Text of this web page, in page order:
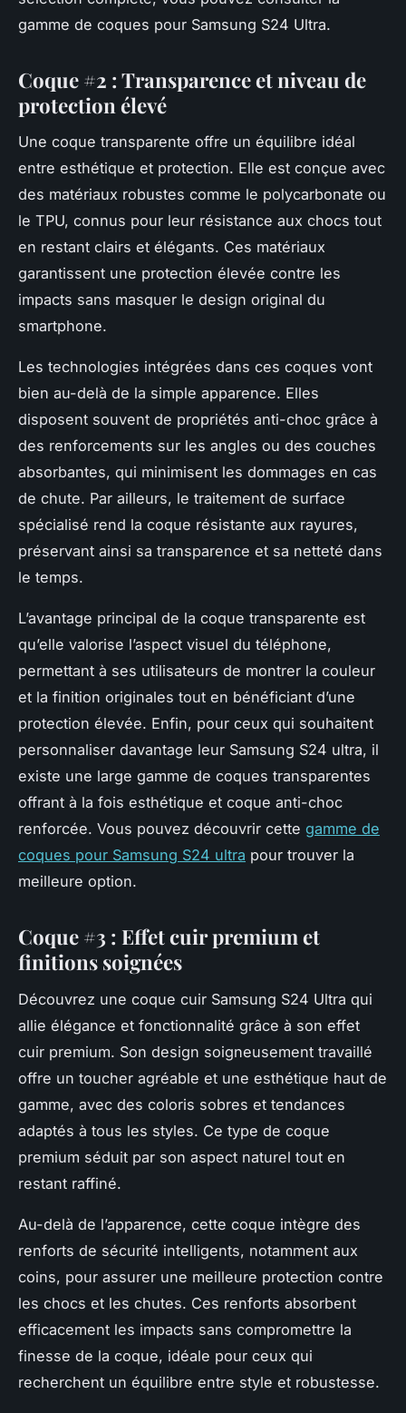
gamme de coques pour Samsung S24 Ultra.
Coque #2 : Transparence et niveau de
protection élevé
Une coque transparente offre un équilibre idéal
entre esthétique et protection. Elle est conçue avec
des matériaux robustes comme le polycarbonate ou
le TPU, connus pour leur résistance aux chocs tout
en restant clairs et élégants. Ces matériaux
garantissent une protection élevée contre les
impacts sans masquer le design original du
smartphone.
Les technologies intégrées dans ces coques vont
bien au-delà de la simple apparence. Elles
disposent souvent de propriétés anti-choc grâce à
des renforcements sur les angles ou des couches
absorbantes, qui minimisent les dommages en cas
de chute. Par ailleurs, le traitement de surface
spécialisé rend la coque résistante aux rayures,
préservant ainsi sa transparence et sa netteté dans
le temps.
L’avantage principal de la coque transparente est
qu’elle valorise l’aspect visuel du téléphone,
permettant à ses utilisateurs de montrer la couleur
et la finition originales tout en bénéficiant d’une
protection élevée. Enfin, pour ceux qui souhaitent
personnaliser davantage leur Samsung S24 ultra, il
existe une large gamme de coques transparentes
offrant à la fois esthétique et coque anti-choc
renforcée. Vous pouvez découvrir cette gamme de
coques pour Samsung S24 ultra pour trouver la
meilleure option.
Coque #3 : Effet cuir premium et
finitions soignées
Découvrez une coque cuir Samsung S24 Ultra qui
allie élégance et fonctionnalité grâce à son effet
cuir premium. Son design soigneusement travaillé
offre un toucher agréable et une esthétique haut de
gamme, avec des coloris sobres et tendances
adaptés à tous les styles. Ce type de coque
premium séduit par son aspect naturel tout en
restant raffiné.
Au-delà de l’apparence, cette coque intègre des
renforts de sécurité intelligents, notamment aux
coins, pour assurer une meilleure protection contre
les chocs et les chutes. Ces renforts absorbent
efficacement les impacts sans compromettre la
finesse de la coque, idéale pour ceux qui
recherchent un équilibre entre style et robustesse.